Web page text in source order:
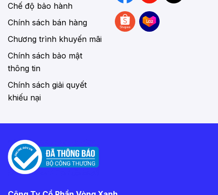
Chế độ bảo hành
Chính sách bán hàng
Chương trình khuyến mãi
Chính sách bảo mật
thông tin
Chính sách giải quyết
khiếu nại